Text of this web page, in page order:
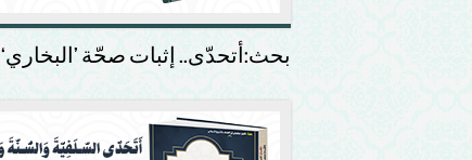
بحث:أتحدّى.. إثبات صحّة ’البخاري‘